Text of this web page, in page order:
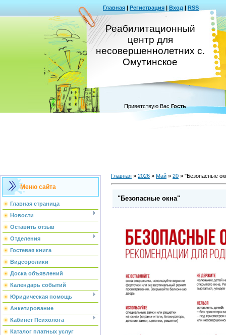
Главная | Регистрация | Вход | RSS
Реабилитационный
центр для
несовершеннолетних с.
Омутинское
Приветствую Вас Гость
Меню сайта
Главная страница
Новости
Оставить отзыв
Отделения
Гостевая книга
Видеоролики
Доска объявлений
Календарь событий
Юридическая помощь
Анкетирование
Кабинет Психолога
Каталог платных услуг
Главная » 2026 » Май » 20 » "Безопасные
"Безопасные окна"